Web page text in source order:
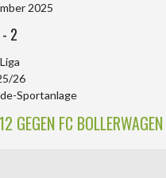
2025
- 2
26
Sportanlage
GEGEN FC BOLLERWAGEN